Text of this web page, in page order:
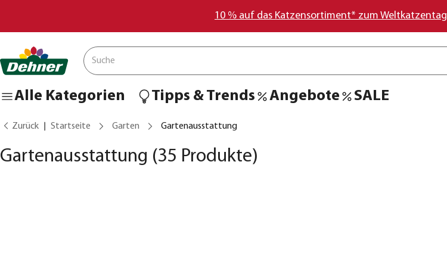
10 % auf das Katzensortiment* zum Weltkatzentag
Alle Kategorien Tipps & Trends Angebote SALE
Zurück Startseite Garten Gartenausstattung
Gartenausstattung (35 Produkte)